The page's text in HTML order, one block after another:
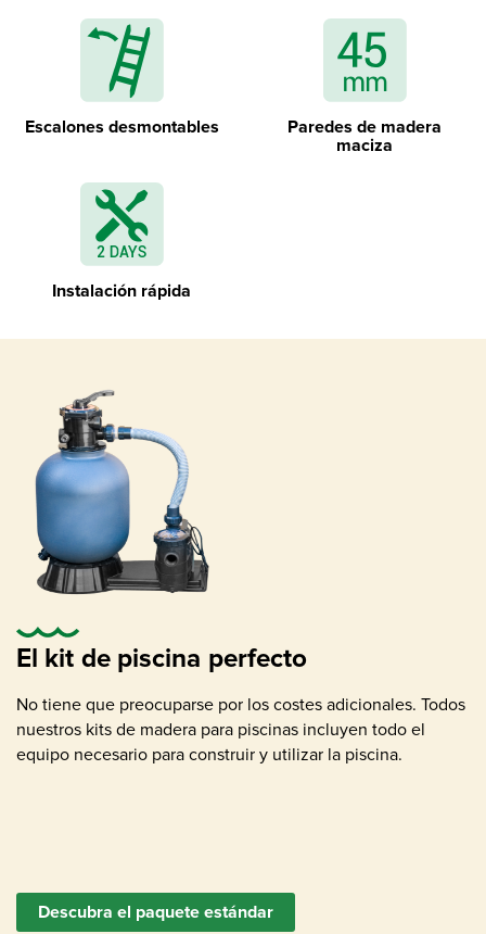
Escalones desmontables
Paredes de madera
maciza
Instalación rápida
El kit de piscina perfecto
No tiene que preocuparse por los costes adicionales. Todos
nuestros kits de madera para piscinas incluyen todo el
equipo necesario para construir y utilizar la piscina.
Descubra el paquete estándar
Geotextil para tierra y separación de
Bomba de agua con filtro de arena ,
apropiada para tamaño de la piscina